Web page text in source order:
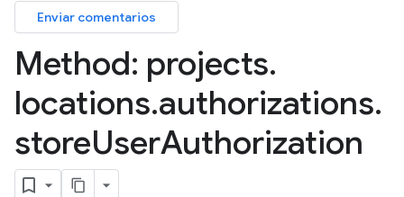
Enviar comentarios
Method: projects.
locations.authorizations.
storeUserAuthorization